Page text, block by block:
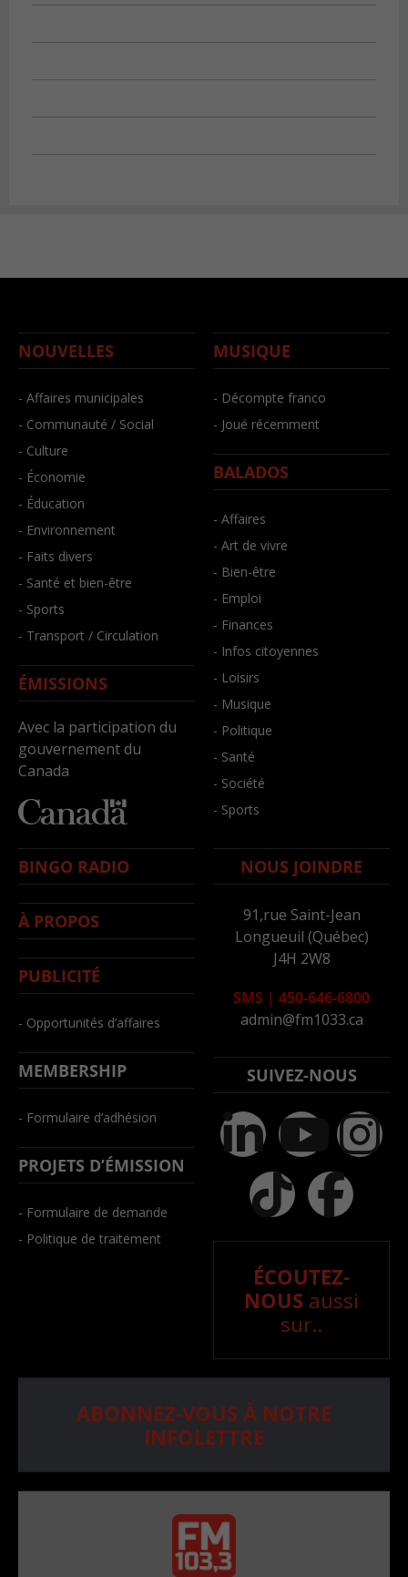
NOUVELLES
- Affaires municipales
- Communauté / Social
- Culture
- Économie
- Éducation
- Environnement
- Faits divers
- Santé et bien-être
- Sports
- Transport / Circulation
ÉMISSIONS
Avec la participation du
gouvernement du
Canada
MUSIQUE
- Décompte franco
- Joué récemment
BALADOS
- Affaires
- Art de vivre
- Bien-être
- Emploi
- Finances
- Infos citoyennes
- Loisirs
- Musique
- Politique
- Santé
- Société
- Sports
BINGO RADIO
À PROPOS
PUBLICITÉ
- Opportunités d’affaires
MEMBERSHIP
- Formulaire d’adhésion
PROJETS D’ÉMISSION
- Formulaire de demande
- Politique de traitement
NOUS JOINDRE
91,rue Saint-Jean
Longueuil (Québec)
J4H 2W8
SMS | 450-646-6800
admin@fm1033.ca
SUIVEZ-NOUS
ÉCOUTEZ-
NOUS aussi
sur..
ABONNEZ-VOUS À NOTRE
INFOLETTRE